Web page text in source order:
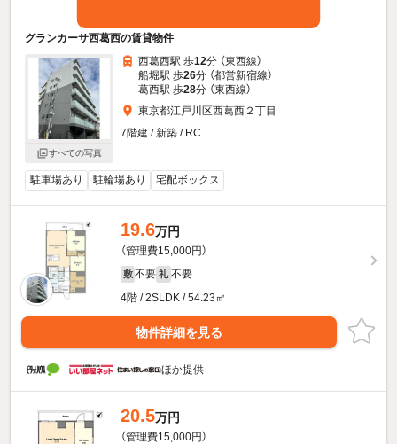
グランカーサ西葛西の賃貸物件
すべての写真
西葛西駅 歩12分 （東西線）
船堀駅 歩26分 （都営新宿線）
葛西駅 歩28分 （東西線）
東京都江戸川区西葛西２丁目
7階建 / 新築 / RC
駐車場あり 駐輪場あり 宅配ボックス
19.6万円
（管理費15,000円）
敷 不要 礼 不要
4階 / 2SLDK / 54.23㎡
物件詳細を見る
ほか提供
20.5万円
（管理費15,000円）